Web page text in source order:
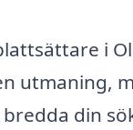
i
utmaning,
din